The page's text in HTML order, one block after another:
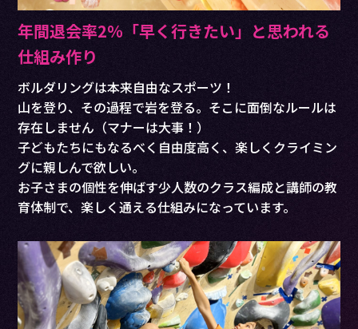
年間退会率2％「早く行きたい」と思われる
仕組み作り
ボルダリングは本来自由なスポーツ！
山を登り、その過程で岩を登る。そこに面倒なルールは
存在しません（マナーは大事！）
子どもたちにもなるべく自由度高く、楽しくクライミン
グに親しんで欲しい。
お子さまの個性を伸ばす少人数のクラス編成と講師の教
育体制で、楽しく通える仕組みになっています。